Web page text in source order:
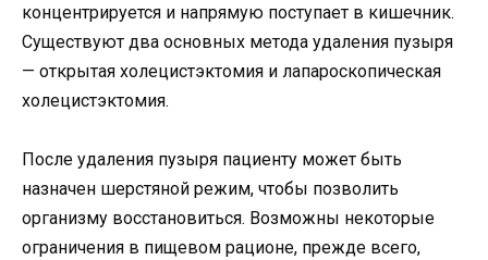
концентрируется и напрямую поступает в кишечник.
Существуют два основных метода удаления пузыря
— открытая холецистэктомия и лапароскопическая
холецистэктомия.
После удаления пузыря пациенту может быть
назначен шерстяной режим, чтобы позволить
организму восстановиться. Возможны некоторые
ограничения в пищевом рационе, прежде всего,